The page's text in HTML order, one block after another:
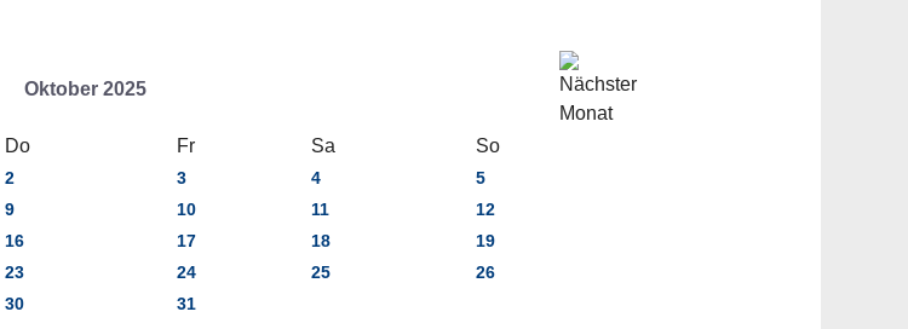
Oktober 2025
Do Fr Sa So
2 3 4
5
9 10 11
12
16 17 18
19
23 24 25
26
30 31